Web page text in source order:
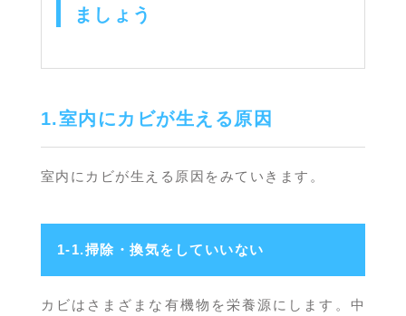
ましょう
1.室内にカビが生える原因
室内にカビが生える原因をみていきます。
1-1.掃除・換気をしていいない
カビはさまざまな有機物を栄養源にします。中